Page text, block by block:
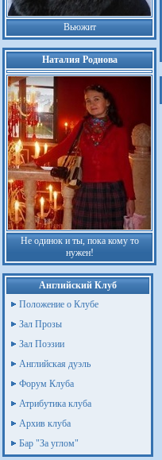
Вьюжит
Наталия Роднова
Не одинок и ты, пока кому то
нужен!
Английский Клуб
Положение о Клубе
Зал Прозы
Зал Поэзии
Английская дуэль
Форум Клуба
Атрибутика клуба
Архив клуба
Бар "За углом"